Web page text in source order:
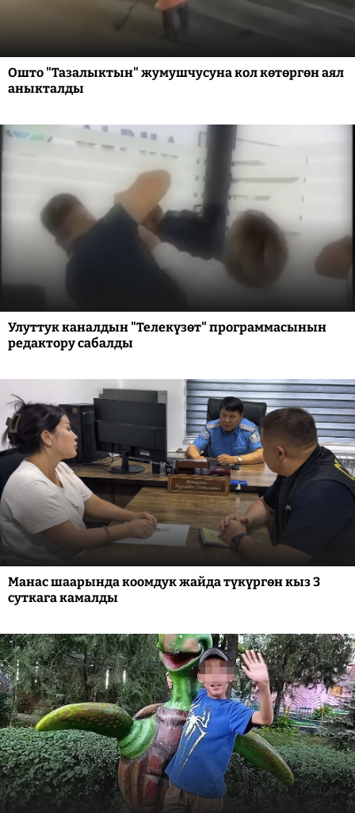
Ошто "Тазалыктын" жумушчусуна кол көтөргөн аял
аныкталды
Улуттук каналдын "Телекүзөт" программасынын
редактору сабалды
Манас шаарында коомдук жайда түкүргөн кыз 3
суткага камалды